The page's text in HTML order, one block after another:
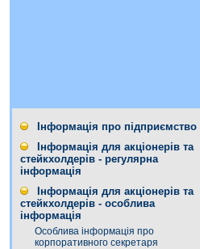
Інформація про підприємство
Інформація для акціонерів та
стейкхолдерів - регулярна
інформація
Інформація для акціонерів та
стейкхолдерів - особлива
інформація
Особлива інформація про
корпоративного секретаря